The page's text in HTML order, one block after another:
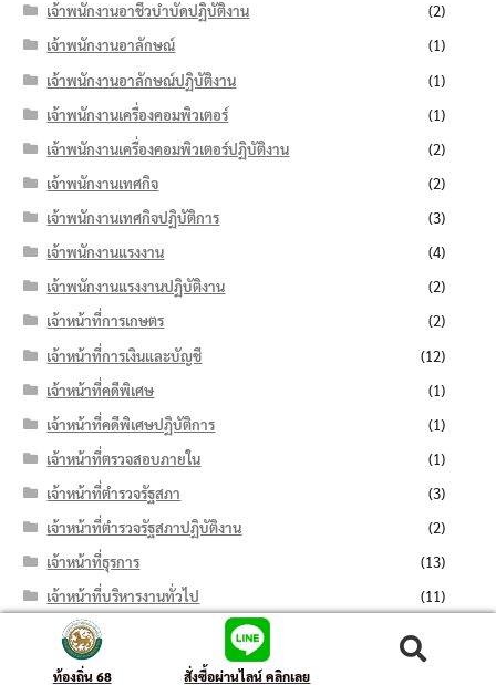
เจ้าพนักงานอาชีวบำบัดปฏิบัติงาน
(2)
เจ้าพนักงานอาลักษณ์
(1)
เจ้าพนักงานอาลักษณ์ปฏิบัติงาน
(1)
เจ้าพนักงานเครื่องคอมพิวเตอร์
(1)
เจ้าพนักงานเครื่องคอมพิวเตอร์ปฏิบัติงาน
(2)
เจ้าพนักงานเทศกิจ
(2)
เจ้าพนักงานเทศกิจปฏิบัติการ
(3)
เจ้าพนักงานแรงงาน
(4)
เจ้าพนักงานแรงงานปฏิบัติงาน
(2)
เจ้าหน้าที่การเกษตร
(2)
เจ้าหน้าที่การเงินและบัญชี
(12)
เจ้าหน้าที่คดีพิเศษ
(1)
เจ้าหน้าที่คดีพิเศษปฏิบัติการ
(1)
เจ้าหน้าที่ตรวจสอบภายใน
(1)
เจ้าหน้าที่ตำรวจรัฐสภา
(3)
เจ้าหน้าที่ตำรวจรัฐสภาปฏิบัติงาน
(2)
เจ้าหน้าที่ธุรการ
(13)
เจ้าหน้าที่บริหารงานทั่วไป
(11)
เจ้าหน้าที่บันทึกข้อมูล
เจ้าหน้าที่ปกครอง
ท้องถิ่น 68 สั่งซื้อผ่านไลน์ คลิกเลย